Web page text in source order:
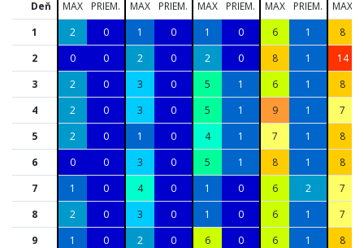
Deň MAX PRIEM. MAX PRIEM. MAX PRIEM. MAX PRIEM. MAX
1
2 0 1 0 1 0 6 1
8
2
0 0 2 0 2 0 8 1
14
3
2 0 3 0 5 1 6 1
8
4
2 0 3 0 5 1 9 1
7
5
2 0 1 0 4 1 7 1
8
6
0 0 3 0 5 1 8 1
8
7
1 0 4 0 1 0 6 2
7
8
2 0 3 0 1 0 6 1
7
9
1 0 2 0 6 0 6 1
8